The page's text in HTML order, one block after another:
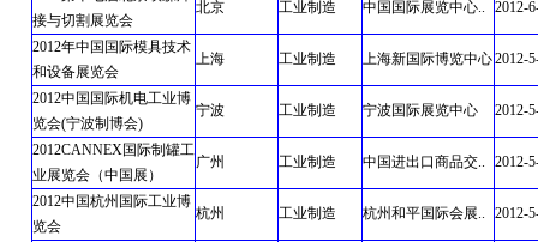
接与切割展览会
北京 工业制造 中国国际展览中心.. 2012-
2012年中国国际模具技术
和设备展览会
上海 工业制造 上海新国际博览中心2012-
2012中国国际机电工业博
览会(宁波制博会)
宁波 工业制造 宁波国际展览中心 2012-
2012CANNEX国际制罐工
业展览会（中国展）
广州 工业制造 中国进出口商品交.. 2012-
2012中国杭州国际工业博
览会
杭州 工业制造 杭州和平国际会展.. 2012-